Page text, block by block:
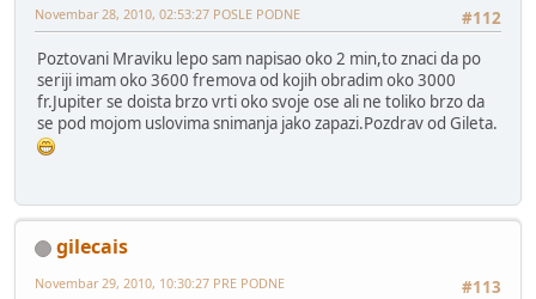
#112
Novembar 28, 2010, 02:53:27 POSLE PODNE
Poztovani Mraviku lepo sam napisao oko 2 min,to znaci da po
seriji imam oko 3600 fremova od kojih obradim oko 3000
fr.Jupiter se doista brzo vrti oko svoje ose ali ne toliko brzo da
se pod mojom uslovima snimanja jako zapazi.Pozdrav od Gileta.
gilecais
#113
Novembar 29, 2010, 10:30:27 PRE PODNE